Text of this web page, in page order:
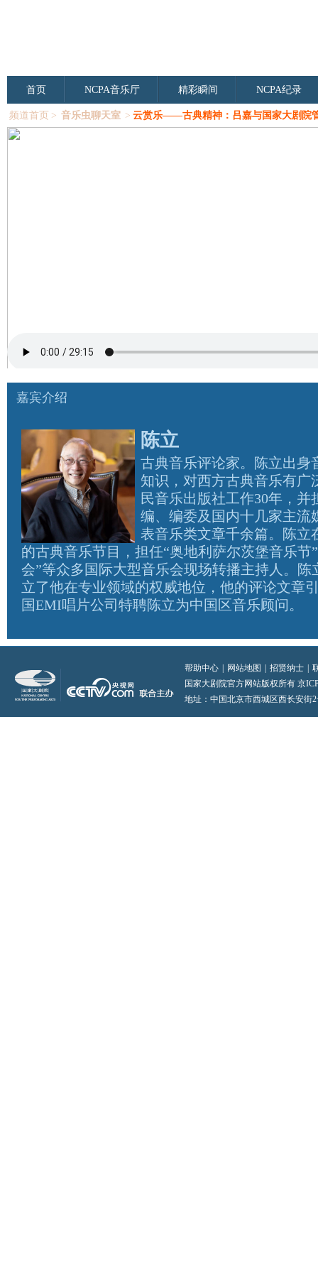
首页 NCPA音乐厅 精彩瞬间 NCPA纪录
频道首页 > 音乐虫聊天室 > 云赏乐——古典精神：吕嘉与国家大剧院
嘉宾介绍
陈立
古典音乐评论家。陈立出身
知识，对西方古典音乐有广
民音乐出版社工作30年，
编、编委及国内十几家主流
表音乐类文章千余篇。陈立
的古典音乐节目，担任“奥地利萨尔茨堡音乐节
会”等众多国际大型音乐会现场转播主持人。
立了他在专业领域的权威地位，他的评论文章
国EMI唱片公司特聘陈立为中国区音乐顾问。
帮助中心 网站地图 招贤纳士
国家大剧院官方网站版权所有 京
地址：中国北京市西城区西长安街